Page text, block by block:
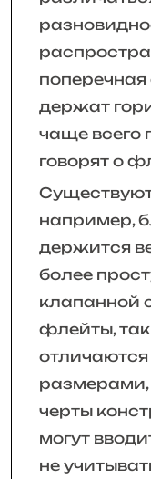
держат
чаще всего
говорят о
например,
держится
более
клапанной
флейты,
размерами,
черты
могут
не